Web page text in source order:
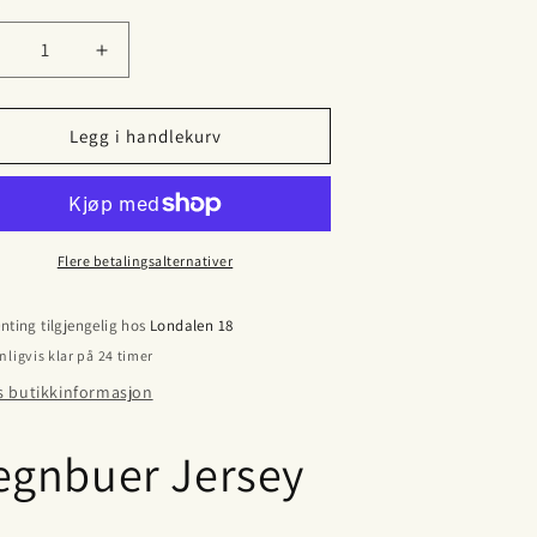
Øk
antallet
for
Rosa
regnbuer
Legg i handlekurv
Flere betalingsalternativer
tilgjengelig hos Londalen 18
klar på 24 timer
butikkinformasjon
Jersey